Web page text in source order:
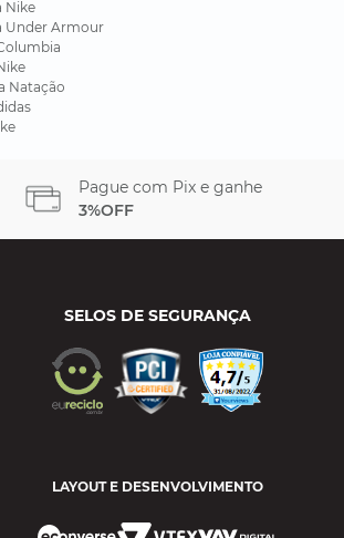
Nike
Under Armour
Natação
Pague com Pix e ganhe
3%OFF
SELOS DE SEGURANÇA
LAYOUT E DESENVOLVIMENTO